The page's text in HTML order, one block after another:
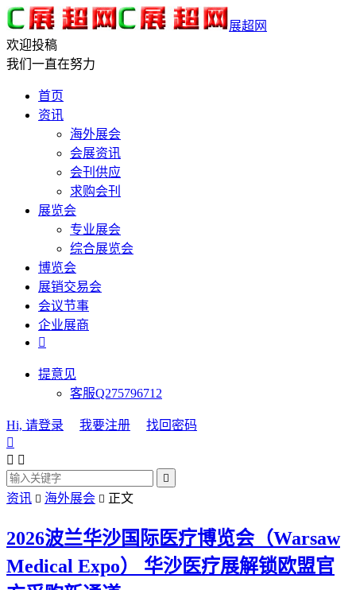
展超网
欢迎投稿
我们一直在努力
首页
资讯
海外展会
会展资讯
会刊供应
求购会刊
展览会
专业展会
综合展览会
博览会
展销交易会
会议节事
企业展商

提意见
客服Q275796712
Hi, 请登录 我要注册
找回密码

 

资讯  海外展会  正文
2026波兰华沙国际医疗博览会（Warsaw
Medical Expo） 华沙医疗展解锁欧盟官